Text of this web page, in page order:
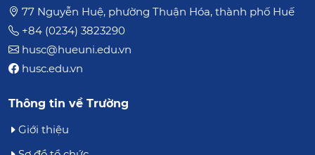
77 Nguyễn Huệ, phường Thuận Hóa, thành phố Huế
+84 (0234) 3823290
husc@hueuni.edu.vn
husc.edu.vn
Thông tin về Trường
Giới thiệu